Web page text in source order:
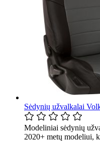
Sėdynių užvalkalai
Modeliniai sėdynių
2020+ metų modeliui,